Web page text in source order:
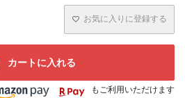
お気に入りに登録する
カートに入れる
もご利用いただけます